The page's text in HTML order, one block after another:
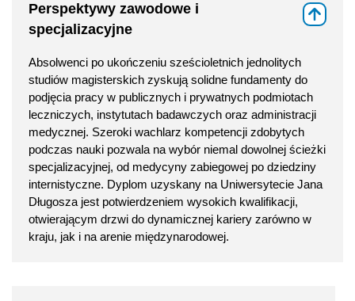
Perspektywy zawodowe i
specjalizacyjne
Absolwenci po ukończeniu sześcioletnich jednolitych
studiów magisterskich zyskują solidne fundamenty do
podjęcia pracy w publicznych i prywatnych podmiotach
leczniczych, instytutach badawczych oraz administracji
medycznej. Szeroki wachlarz kompetencji zdobytych
podczas nauki pozwala na wybór niemal dowolnej ścieżki
specjalizacyjnej, od medycyny zabiegowej po dziedziny
internistyczne. Dyplom uzyskany na Uniwersytecie Jana
Długosza jest potwierdzeniem wysokich kwalifikacji,
otwierającym drzwi do dynamicznej kariery zarówno w
kraju, jak i na arenie międzynarodowej.